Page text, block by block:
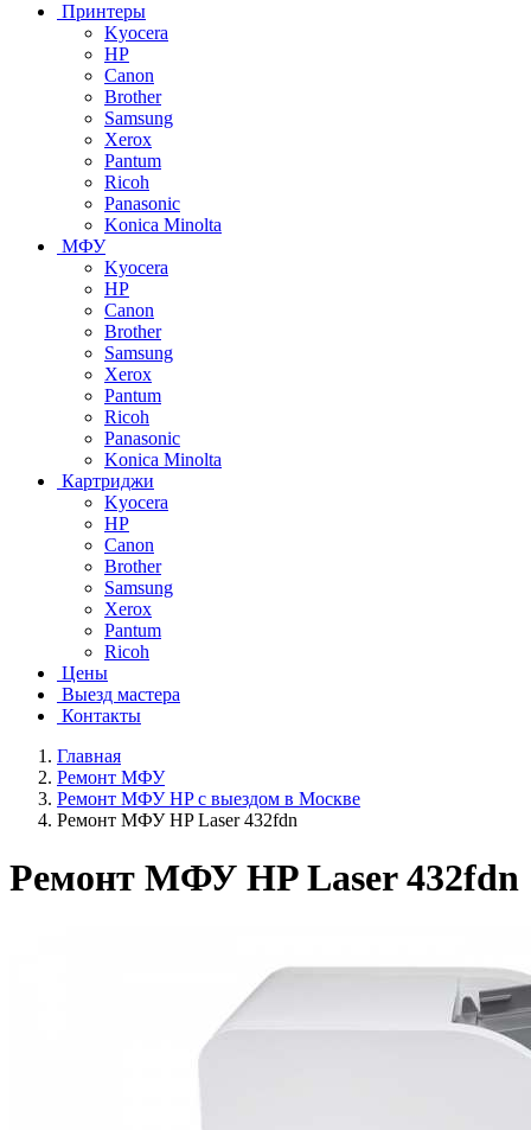
Принтеры
Kyocera
HP
Canon
Brother
Samsung
Xerox
Pantum
Ricoh
Panasonic
Konica Minolta
МФУ
Kyocera
HP
Canon
Brother
Samsung
Xerox
Pantum
Ricoh
Panasonic
Konica Minolta
Картриджи
Kyocera
HP
Canon
Brother
Samsung
Xerox
Pantum
Ricoh
Цены
Выезд мастера
Контакты
Главная
Ремонт МФУ
Ремонт МФУ HP с выездом в Москве
Ремонт МФУ HP Laser 432fdn
Ремонт МФУ HP Laser 432fdn